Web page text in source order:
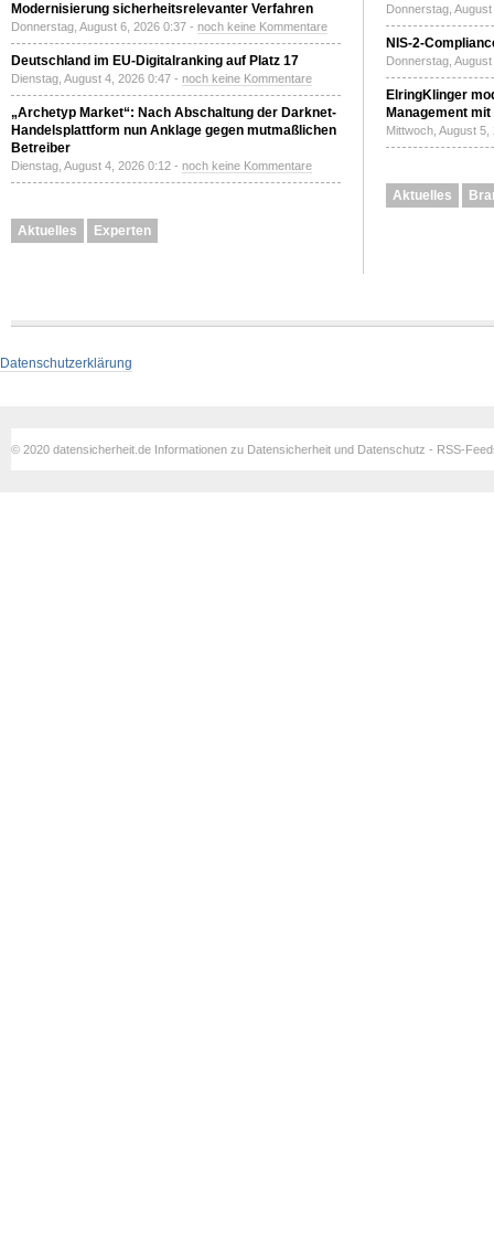
Modernisierung sicherheitsrelevanter Verfahren
Donnerstag, August 6, 2026 0:37 - noch keine Kommentare
Deutschland im EU-Digitalranking auf Platz 17
Dienstag, August 4, 2026 0:47 - noch keine Kommentare
„Archetyp Market“: Nach Abschaltung der Darknet-
Handelsplattform nun Anklage gegen mutmaßlichen
Betreiber
Dienstag, August 4, 2026 0:12 - noch keine Kommentare
Aktuelles Experten
Donnerstag,
NIS-2-
Donnerstag,
ElringKlinger
Management
Mittwoch, August
Aktuelles
Datenschutzerklärung
© 2020 datensicherheit.de Informationen zu Datensicherheit und Datenschutz - RSS-